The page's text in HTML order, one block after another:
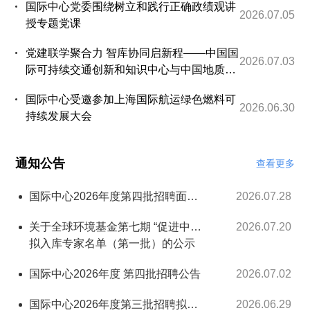
国际中心党委围绕树立和践行正确政绩观讲
授专题党课
2026.07.05
党建联学聚合力 智库协同启新程——中国国
际可持续交通创新和知识中心与中国地质科
2026.07.03
国际中心受邀参加上海国际航运绿色燃料可
持续发展大会
2026.06.30
通知公告 查看更多
国际中心2026年度第四批招聘面试公告 2026.07.28
关于全球环境基金第七期 “促进中国碳中和的交通脱碳路径”项目专家库
拟入库专家名单（第一批）的公示
2026.07.20
国际中心2026年度 第四批招聘公告 2026.07.02
国际中心2026年度第三批招聘拟聘用人员公示 2026.06.29